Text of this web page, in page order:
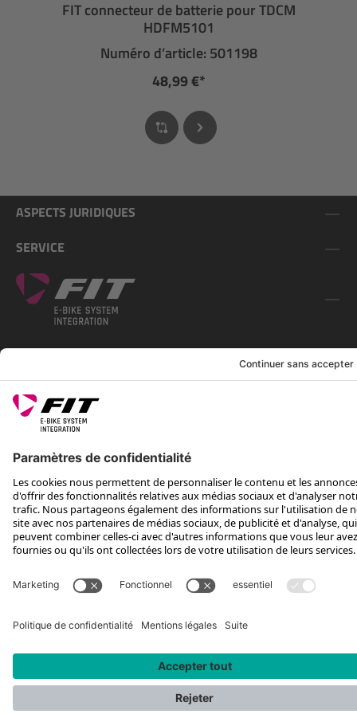
FIT connecteur de batterie pour TDCM
HDFM5101
Numéro d’article: 501198
48,99 €*
ASPECTS JURIDIQUES
SERVICE
*Prix conseillé avec TVA. Hors frais de transport
Rotax Bike Technology AG © 2025